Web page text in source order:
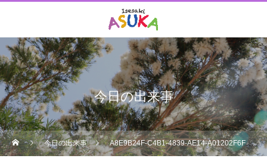
今日の出来事
今日の出来事 A8E9B24F-C4B1-4839-AE14-A01202F6FE56